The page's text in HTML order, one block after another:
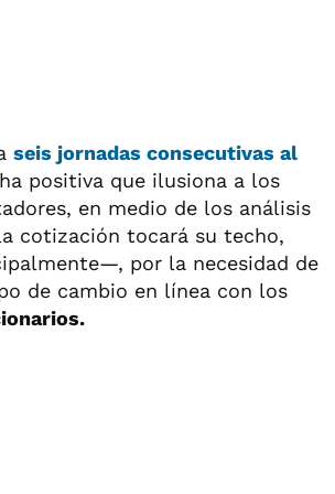
seis jornadas consecutivas al
positiva que ilusiona a los
en medio de los análisis
cotización tocará su techo,
por la necesidad de
de cambio en línea con los